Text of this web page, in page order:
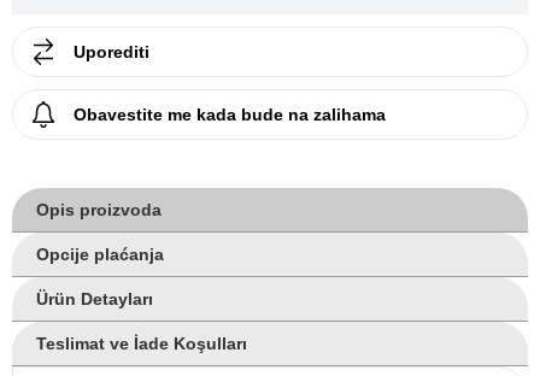
Uporediti
Obavestite me kada bude na zalihama
Opis proizvoda
Opcije plaćanja
Ürün Detayları
Teslimat ve İade Koşulları